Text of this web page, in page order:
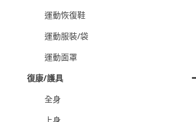
運動恢復鞋
運動服裝/袋
運動面罩
復康/護具
全身